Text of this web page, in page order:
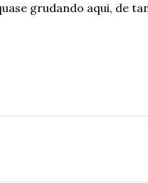
grudando aqui, de